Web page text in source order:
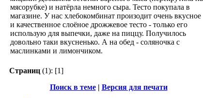
мясорубке) и натёрла немного сыра. Тесто покупала в
магазине. У нас хлебокомбинат произодит очень вкусное
и качественное слоёное дрожжевое тесто - только его
использую для выпечки, даже на пиццу. Получилось
довольно таки вкусненько. А на обед - соляночка с
маслинками и лимончиком.
Страниц (1): [1]
Поиск в теме| Версия для печати